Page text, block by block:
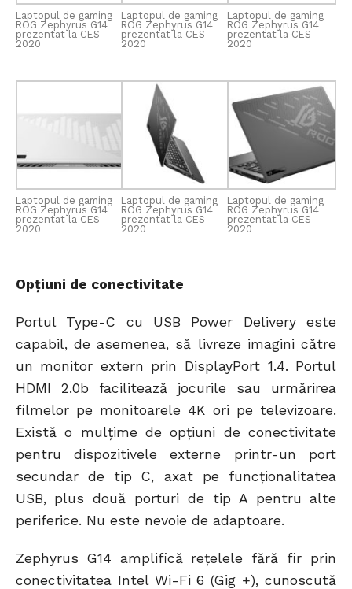
Laptopul de gaming
ROG Zephyrus G14
prezentat la CES
2020
Laptopul de gaming
ROG Zephyrus G14
prezentat la CES
2020
Laptopul de gaming
ROG Zephyrus G14
prezentat la CES
2020
Laptopul de gaming
ROG Zephyrus G14
prezentat la CES
2020
Laptopul de gaming
ROG Zephyrus G14
prezentat la CES
2020
Laptopul de gaming
ROG Zephyrus G14
prezentat la CES
2020
Opțiuni de conectivitate
Portul Type-C cu USB Power Delivery este
capabil, de asemenea, să livreze imagini către
un monitor extern prin DisplayPort 1.4. Portul
HDMI 2.0b facilitează jocurile sau urmărirea
filmelor pe monitoarele 4K ori pe televizoare.
Există o mulțime de opțiuni de conectivitate
pentru dispozitivele externe printr-un port
secundar de tip C, axat pe funcționalitatea
USB, plus două porturi de tip A pentru alte
periferice. Nu este nevoie de adaptoare.
Zephyrus G14 amplifică rețelele fără fir prin
conectivitatea Intel Wi-Fi 6 (Gig +), cunoscută